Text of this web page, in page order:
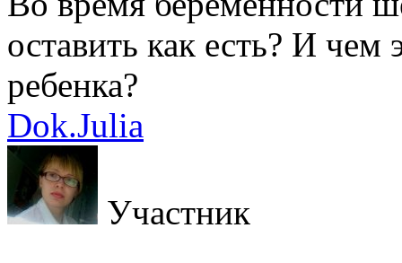
оставить как есть? И чем
ребенка?
Dok.Julia
Участник